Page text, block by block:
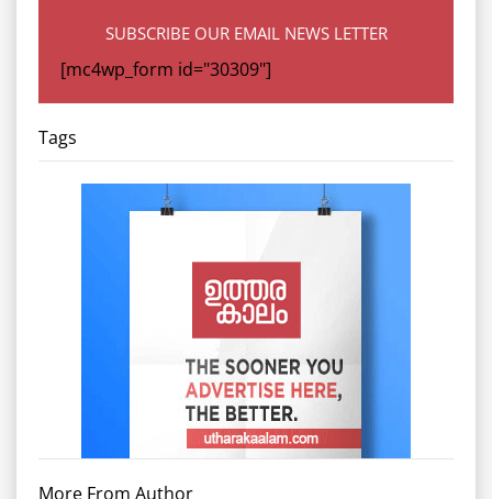
SUBSCRIBE OUR EMAIL NEWS LETTER
[mc4wp_form id="30309"]
Tags
More From Author